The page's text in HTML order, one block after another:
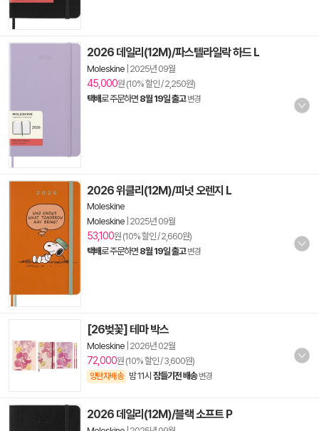
2026 데일리(12M)/파스텔라일락 하드 L
Moleskine 2025년 09월
45,000원 (10% 할인 / 2,250원)
택배로 주문하면 8월 19일 출고 변경
2026 위클리(12M)/피넛 오렌지 L
Moleskine
Moleskine 2025년 09월
53,100원 (10% 할인 / 2,660원)
택배로 주문하면 8월 19일 출고 변경
[26벚꽃] 테마 박스
Moleskine 2026년 02월
72,000원 (10% 할인 / 3,600원)
양탄자배송 밤 11시 잠들기전 배송 변경
2026 데일리(12M)/블랙 소프트 P